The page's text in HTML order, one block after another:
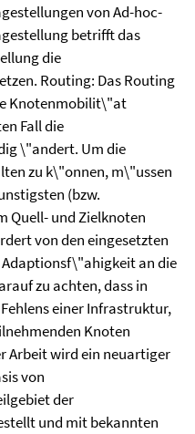
von Ad-hoc-
betrifft das
die
Routing: Das Routing
Knotenmobilit\"at
Fall die
\"andert. Um die
zu k\"onnen, m\"ussen
(bzw.
Quell- und Zielknoten
von den eingesetzten
an die
zu achten, dass in
einer Infrastruktur,
Knoten
Arbeit wird ein neuartiger
von
der
und mit bekannten